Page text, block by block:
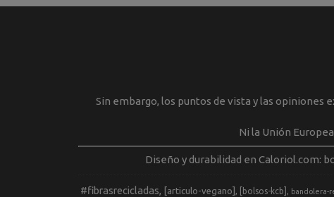
Sin embargo, los puntos de vista y las opiniones
Ni la Unión
Diseño y durabilidad en Caloriol.com:
#fibrasrecicladas [articulo-vegano] [bolsos-kcb] bandolera-